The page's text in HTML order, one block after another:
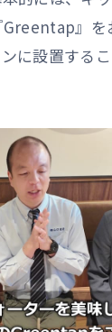
』を
に設置するこ